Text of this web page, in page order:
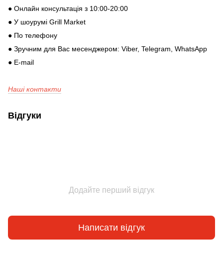
● Онлайн консультація з 10:00-20:00
● У шоурумі Grill Market
● По телефону
● Зручним для Вас месенджером: Viber, Telegram, WhatsApp
● E-mail
Наші контакти
Відгуки
Додайте перший відгук
Написати відгук